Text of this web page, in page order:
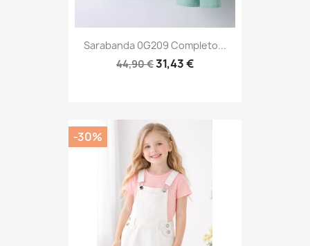
Sarabanda 0G209 Completo...
44,90 €31,43 €
-30%